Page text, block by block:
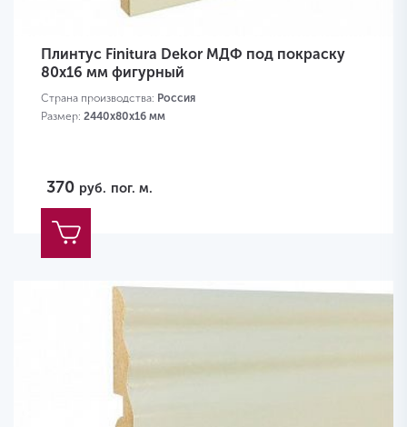
Плинтус Finitura Dekor МДФ под покраску
80x16 мм фигурный
Страна производства: Россия
Размер: 2440х80х16 мм
370 руб. пог. м.